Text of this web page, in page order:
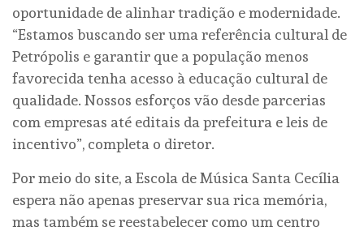
oportunidade de alinhar tradição e modernidade.
“Estamos buscando ser uma referência cultural de
Petrópolis e garantir que a população menos
favorecida tenha acesso à educação cultural de
qualidade. Nossos esforços vão desde parcerias
com empresas até editais da prefeitura e leis de
incentivo”, completa o diretor.
Por meio do site, a Escola de Música Santa Cecília
espera não apenas preservar sua rica memória,
mas também se reestabelecer como um centro